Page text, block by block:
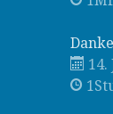
14.